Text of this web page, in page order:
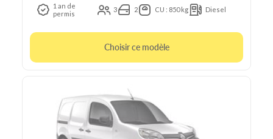
1 an de
permis
3 2 CU : 850 kg Diesel
Choisir ce modèle